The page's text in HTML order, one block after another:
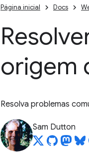
Página inicial Docs
origem
Resolva problemas
Sam Dutton